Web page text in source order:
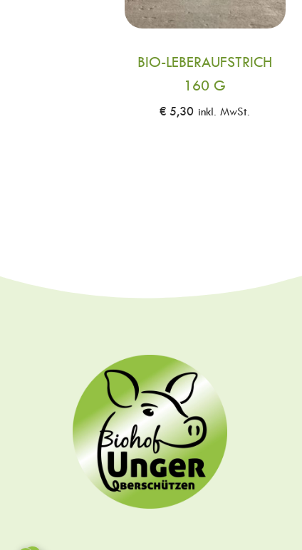
BIO-LEBERAUFSTRICH
160 G
€ 5,30 inkl. MwSt.